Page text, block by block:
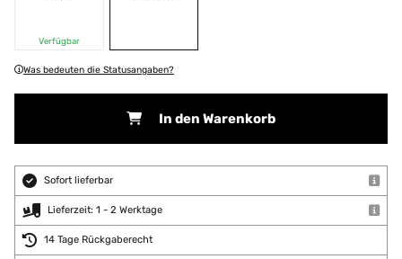
Verfügbar
Was bedeuten die Statusangaben?
In den Warenkorb
Sofort lieferbar
Lieferzeit: 1 - 2 Werktage
14 Tage Rückgaberecht